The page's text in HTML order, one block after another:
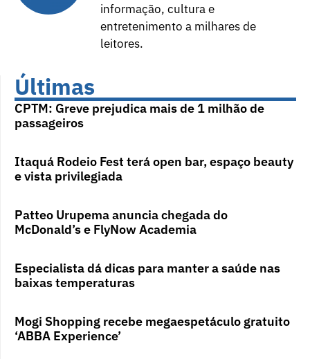
informação, cultura e
entretenimento a milhares de
leitores.
Últimas
CPTM: Greve prejudica mais de 1 milhão de
passageiros
Itaquá Rodeio Fest terá open bar, espaço beauty
e vista privilegiada
Patteo Urupema anuncia chegada do
McDonald’s e FlyNow Academia
Especialista dá dicas para manter a saúde nas
baixas temperaturas
Mogi Shopping recebe megaespetáculo gratuito
‘ABBA Experience’